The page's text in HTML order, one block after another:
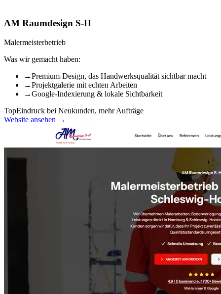
AM Raumdesign S-H
Malermeisterbetrieb
Was wir gemacht haben:
→Premium-Design, das Handwerksqualität sichtbar macht
→Projektgalerie mit echten Arbeiten
→Google-Indexierung & lokale Sichtbarkeit
TopEindruck bei Neukunden, mehr Aufträge
Website ansehen →